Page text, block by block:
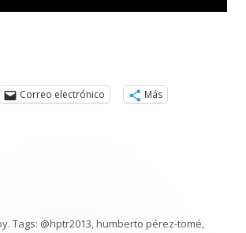
Correo electrónico
Más
. Tags: @hptr2013,humberto pérez-tomé,